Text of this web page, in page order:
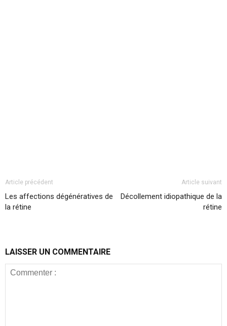
Article précédent
Les affections dégénératives de
la rétine
Article suivant
Décollement idiopathique de la
rétine
LAISSER UN COMMENTAIRE